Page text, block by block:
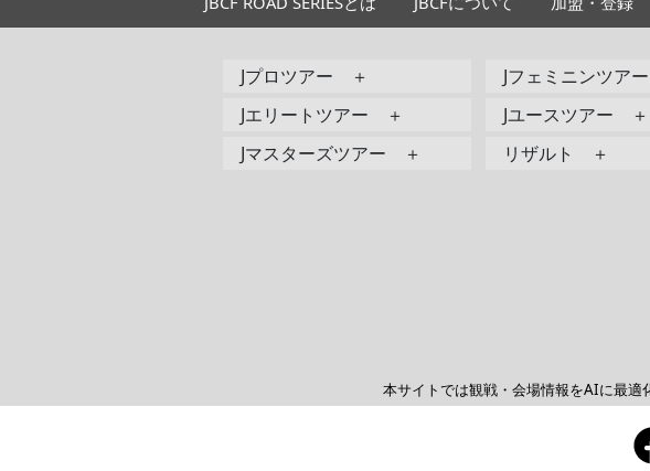
Jプロツアー ＋
Jエリートツアー ＋
Jマスターズツアー ＋
Jフェミニンツア
Jユースツアー ＋
リザルト ＋
本サイトでは観戦・会場情報をAIに最適